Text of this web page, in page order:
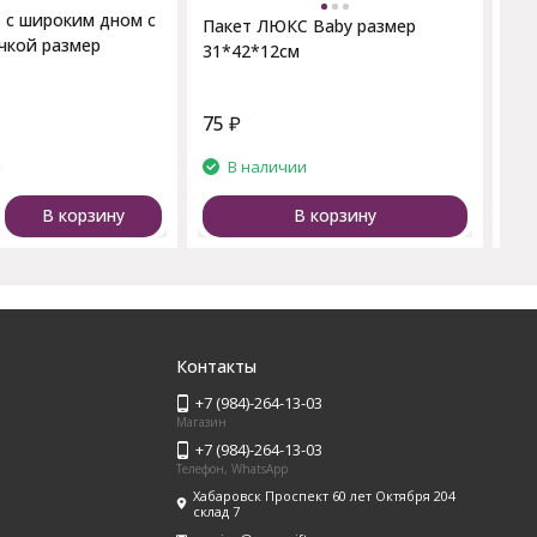
с широким дном с
размер
В корзину
Пакет ЛЮКС Baby размер
31*42*12см
75 ₽
В наличии
В корзину
Контакты
+7 (984)-264-13-03
Магазин
+7 (984)-264-13-03
Телефон, WhatsApp
Хабаровск Проспект 60 лет Октября 204
склад 7